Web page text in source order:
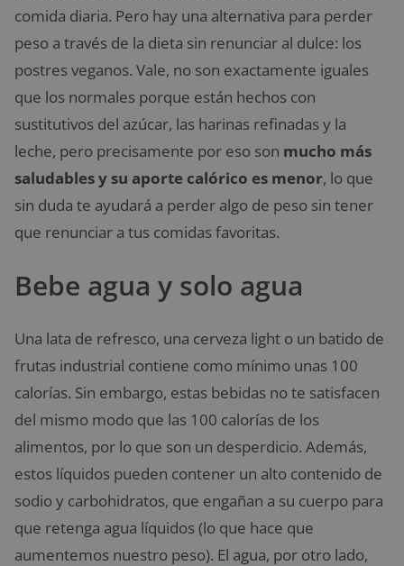
comida diaria. Pero hay una alternativa para perder
peso a través de la dieta sin renunciar al dulce: los
postres veganos. Vale, no son exactamente iguales
que los normales porque están hechos con
sustitutivos del azúcar, las harinas refinadas y la
leche, pero precisamente por eso son mucho más
saludables y su aporte calórico es menor, lo que
sin duda te ayudará a perder algo de peso sin tener
que renunciar a tus comidas favoritas.
Bebe agua y solo agua
Una lata de refresco, una cerveza light o un batido de
frutas industrial contiene como mínimo unas 100
calorías. Sin embargo, estas bebidas no te satisfacen
del mismo modo que las 100 calorías de los
alimentos, por lo que son un desperdicio. Además,
estos líquidos pueden contener un alto contenido de
sodio y carbohidratos, que engañan a su cuerpo para
que retenga agua líquidos (lo que hace que
aumentemos nuestro peso). El agua, por otro lado,